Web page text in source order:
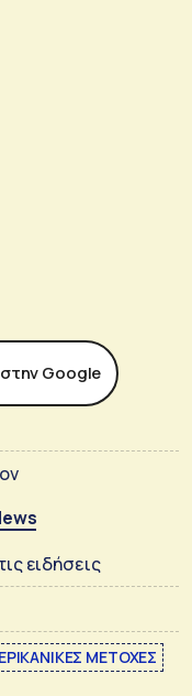
Google
ειδήσεις
ΜΕΤΟΧΕΣ